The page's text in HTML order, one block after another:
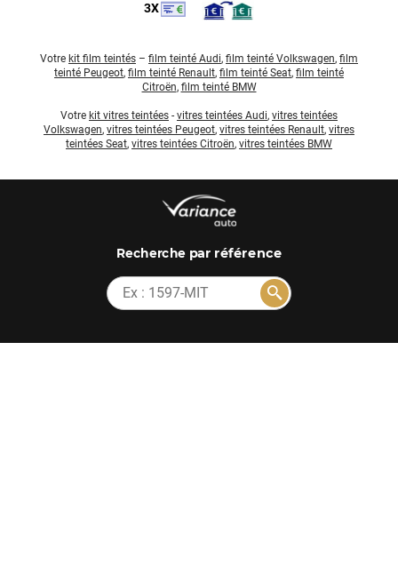
3X
Votre kit film teintés – film teinté Audi, film teinté Volkswagen, film
teinté Peugeot, film teinté Renault, film teinté Seat, film teinté
Citroën, film teinté BMW
Votre kit vitres teintées - vitres teintées Audi, vitres teintées
Volkswagen, vitres teintées Peugeot, vitres teintées Renault, vitres
teintées Seat, vitres teintées Citroën, vitres teintées BMW
Recherchepar référence